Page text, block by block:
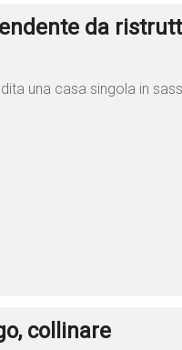
da
una casa singola in
collinare